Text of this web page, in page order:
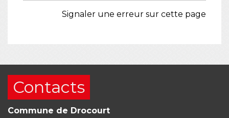
Signaler une erreur sur cette page
Contacts
Commune de Drocourt